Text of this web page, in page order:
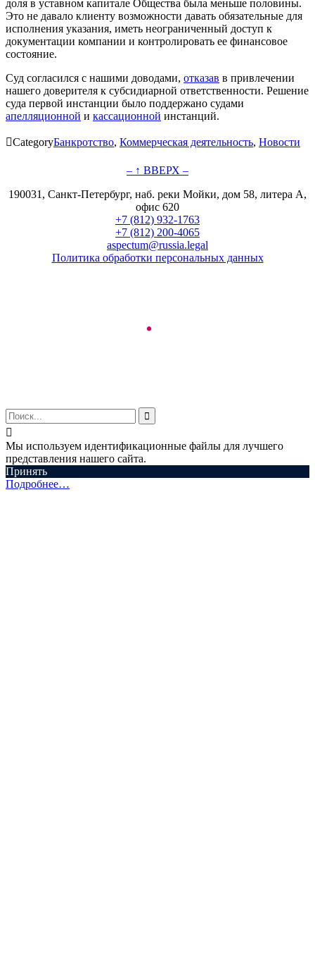
доля в уставном капитале Общества была меньше половины.
Это не давало клиенту возможности давать обязательные для
исполнения указания, иметь неограниченный доступ к
документации компании и контролировать ее финансовое
состояние.
Суд согласился с нашими доводами, отказав в привлечении
нашего доверителя к субсидиарной ответственности. Решение
суда первой инстанции было поддержано судами
апелляционной и кассационной инстанций.
CategoryБанкротство, Коммерческая деятельность, Новости
– ↑ ВВЕРХ –
190031, Санкт-Петербург, наб. реки Мойки, дом 58, литера А,
офис 620
+7 (812) 932-1763
+7 (812) 200-4065
aspectum@russia.legal
Политика обработки персональных данных


Мы используем идентификационные файлы для лучшего
представления нашего сайта.
Принять
Подробнее…